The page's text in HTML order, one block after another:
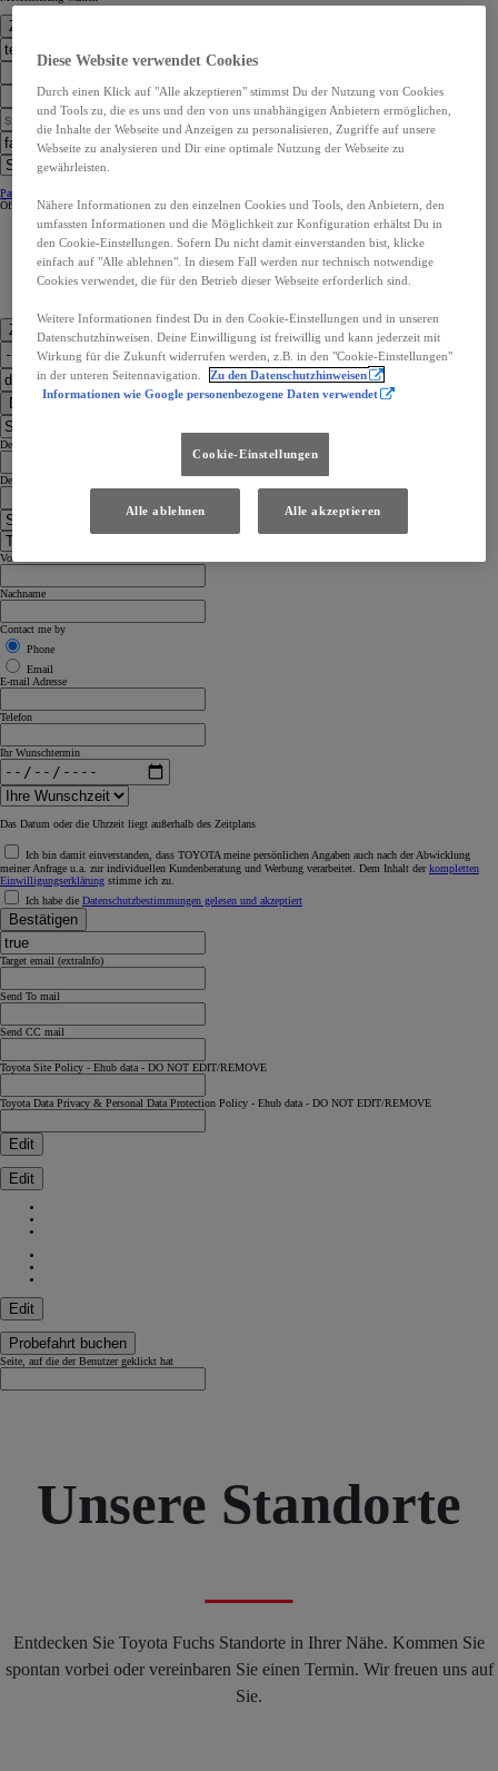
Zur Standortwahl
Partner Kontaktangaben:
ÖffnungszeitenÖffnungszeiten
Zu den Kontaktdaten
Dealer Finder
Dealer Language
Dealer Country
Vorname
Nachname
Contact me by
Phone
Email
E-mail Adresse
Telefon
Ihr Wunschtermin
Das Datum oder die Uhrzeit liegt außerhalb des Zeitplans
Ich bin damit einverstanden, dass TOYOTA meine persönlichen Angaben auch nach der Abwicklung
meiner Anfrage u.a. zur individuellen Kundenberatung und Werbung verarbeitet. Dem Inhalt derkompletten
Einwilligungserklärung stimme ich zu.
Ich habe die Datenschutzbestimmungen gelesen und akzeptiert
Bestätigen
Target email (extraInfo)
Send To mail
Send CC mail
Toyota Site Policy - Ehub data - DO NOT EDIT/REMOVE
Toyota Data Privacy & Personal Data Protection Policy - Ehub data - DO NOT EDIT/REMOVE
Edit
Edit
Edit
Probefahrt buchen
Seite, auf die der Benutzer geklickt hat
Unsere Standorte
Entdecken Sie Toyota Fuchs Standorte in Ihrer Nähe. Kommen Sie
spontan vorbei oder vereinbaren Sie einen Termin. Wir freuen uns auf
Sie.
Diese Website verwendet Cookies
Durch einen Klick auf "Alle akzeptieren" stimmst Du der Nutzung von Cookies
und Tools zu, die es uns und den von uns unabhängigen Anbietern ermöglichen,
die Inhalte der Webseite und Anzeigen zu personalisieren, Zugriffe auf unsere
Webseite zu analysieren und Dir eine optimale Nutzung der Webseite zu
gewährleisten.
Nähere Informationen zu den einzelnen Cookies und Tools, den Anbietern, den
umfassten Informationen und die Möglichkeit zur Konfiguration erhältst Du in
den Cookie-Einstellungen. Sofern Du nicht damit einverstanden bist, klicke
einfach auf "Alle ablehnen". In diesem Fall werden nur technisch notwendige
Cookies verwendet, die für den Betrieb dieser Webseite erforderlich sind.
Weitere Informationen findest Du in den Cookie-Einstellungen und in unseren
Datenschutzhinweisen. Deine Einwilligung ist freiwillig und kann jederzeit mit
Wirkung für die Zukunft widerrufen werden, z.B. in den "Cookie-Einstellungen"
in der unteren Seitennavigation.
Zu den Datenschutzhinweisen
Informationen wie Google personenbezogene Daten verwendet
Cookie-Einstellungen
Alle ablehnen Alle akzeptieren